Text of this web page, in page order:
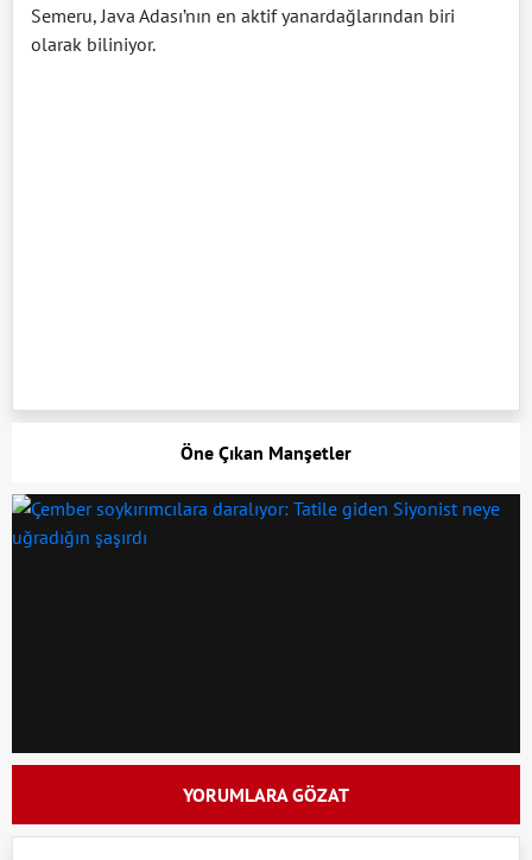
Semeru, Java Adası’nın en aktif yanardağlarından biri
olarak biliniyor.
Öne Çıkan Manşetler
YORUMLARA GÖZAT